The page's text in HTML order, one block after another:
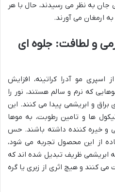
به نظر می رسیدند، حال با هر
ارمغان می آورند.
و لطافت: جلوه ای
اسپری مو آدرا کراتینه، افزایش
که نرم و سالم هستند، نور را
و ابریشمی پیدا می کنند. این
ها و تامین رطوبت، به موها
و خیره کننده داشته باشند. حس
از این محصول تجربه می شود،
ابریشمی ظریف تبدیل شده اند که
کنند و هیچ اثری از زبری یا گره